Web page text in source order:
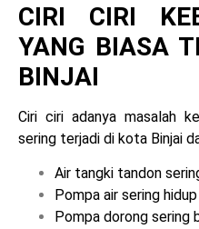
CIRI CIRI
YANG BIASA
BINJAI
Ciri ciri adanya masalah
sering terjadi di kota Binjai
Air tangki tandon
Pompa air sering
Pompa dorong sering